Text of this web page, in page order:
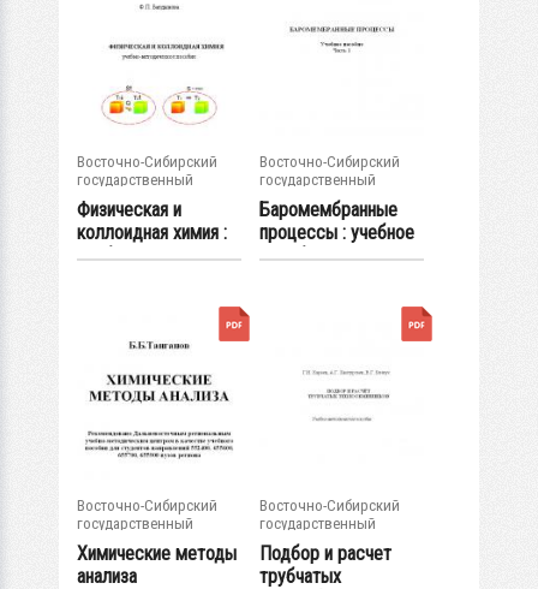
Восточно-Сибирский
государственный
университет...
Физическая и
коллоидная химия :
учебно-...
Восточно-Сибирский
государственный
университет...
Баромембранные
процессы : учебное
пособие. -...
Восточно-Сибирский
государственный
университет...
Химические методы
анализа
Восточно-Сибирский
государственный
университет...
Подбор и расчет
трубчатых